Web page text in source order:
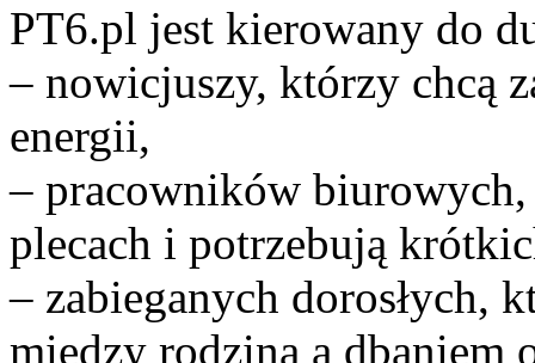
PT6.pl jest kierowany do
– nowicjuszy, którzy chcą
energii,
– pracowników
plecach i potrzebują
– zabieganych dorosłych,
między rodziną a dbaniem